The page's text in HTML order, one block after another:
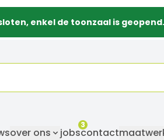
enkel de toonzaal is geopend.
over ons
3
jobscontact